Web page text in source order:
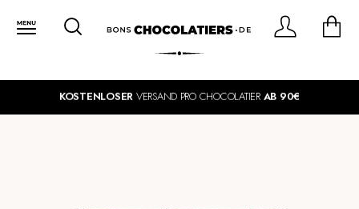
KOSTENLOSER VERSAND PRO CHOCOLATIER AB 90€